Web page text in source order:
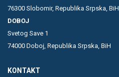
76300 Slobomir, Republika Srpska, BiH
DOBOJ
Svetog Save 1
74000 Doboj, Republika Srpska, BiH
KONTAKT